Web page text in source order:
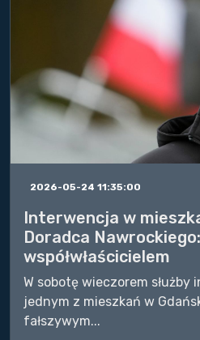
2026-05-24 11:35:00
Interwencja w
Doradca
współwłaścicielem
W sobotę wieczorem służby
jednym z mieszkań w
fałszywym...